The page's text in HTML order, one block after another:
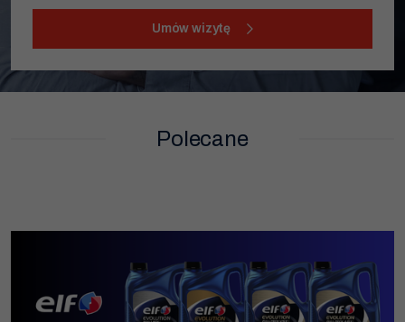
Wymiana klocków hamulcowych
Promocje
Umów wizytę
Polecane